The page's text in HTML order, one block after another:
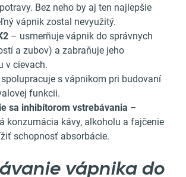
Bez neho by aj ten najlepšie
vápnik zostal nevyužitý.
– usmerňuje vápnik do správnych
a zubov) a zabraňuje jeho
v cievach.
s vápnikom pri budovaní
funkcii.
sa inhibítorom vstrebávania –
konzumácia kávy, alkoholu a fajčenie
schopnosť absorbácie.
vápnika do